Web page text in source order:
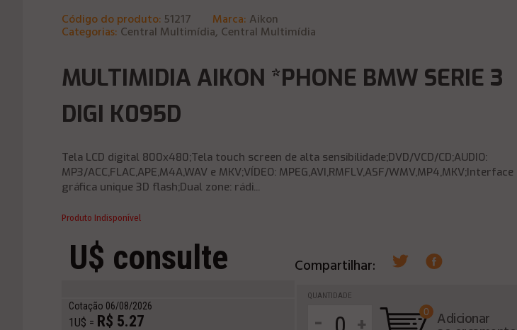
Código do produto: 51217 Marca: Aikon
Categorias: Central Multimídia, Central Multimídia
MULTIMIDIA AIKON *PHONE BMW SERIE 3
DIGI K095D
Tela LCD digital 800x480;Tela touch screen de alta sensibilidade;DVD/VCD/CD;AUDIO:
MP3/ACC,FLAC,APE,M4A,WAV e MKV;VÍDEO: MPEG,AVI,RMFLV,ASF/WMV,MP4,MKV;Interface
gráfica unique 3D flash;Dual zone: rádi...
Produto Indisponível
U$ consulte
Cotação 06/08/2026
1U$ = R$ 5.27
Compartilhar:
QUANTIDADE
- +
0 Adicionar